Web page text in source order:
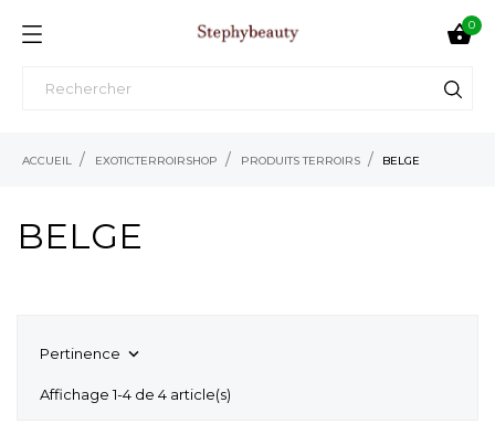
0
ACCUEIL EXOTICTERROIRSHOP PRODUITS TERROIRS BELGE
BELGE
Pertinence 
Affichage 1-4 de 4 article(s)